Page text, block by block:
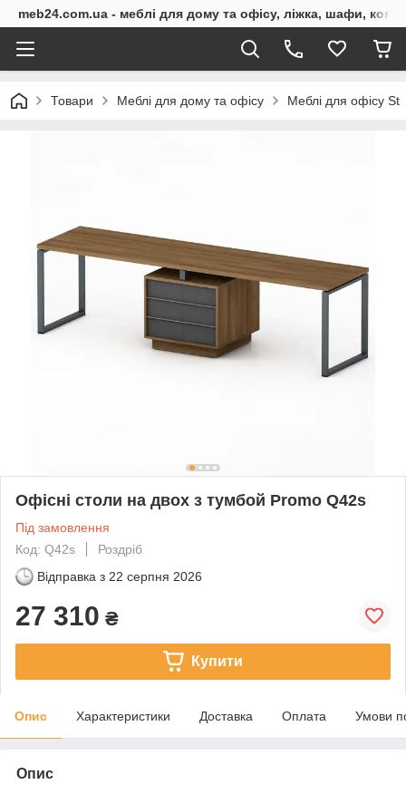
meb24.com.ua - меблі для дому та офісу, ліжка, шафи,
Товари Меблі для дому та офісу Меблі для офісу St
Офісні столи на двох з тумбой Promo Q42s
Під замовлення
Код: Q42s
Роздріб
Відправка з 22 серпня 2026
27 310 ₴
Купити
Опис Характеристики Доставка Оплата Умови
Опис